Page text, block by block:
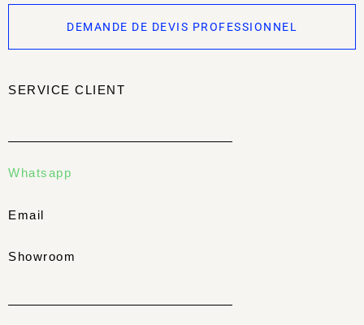
DEMANDE DE DEVIS PROFESSIONNEL
SERVICE CLIENT
Whatsapp
Email
Showroom